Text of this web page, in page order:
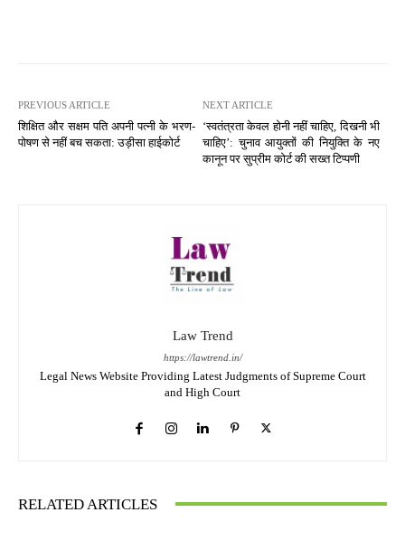
PREVIOUS ARTICLE
शिक्षित और सक्षम पति अपनी पत्नी के भरण-
पोषण से नहीं बच सकता: उड़ीसा हाईकोर्ट
NEXT ARTICLE
‘स्वतंत्रता केवल होनी नहीं चाहिए, दिखनी भी
चाहिए’: चुनाव आयुक्तों की नियुक्ति के नए
कानून पर सुप्रीम कोर्ट की सख्त टिप्पणी
Law Trend
https://lawtrend.in/
Legal News Website Providing Latest Judgments of Supreme Court
and High Court
RELATED ARTICLES